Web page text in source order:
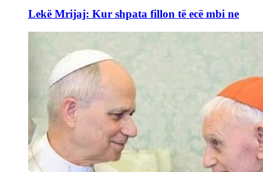
Lekë Mrijaj: Kur shpata fillon të ecë mbi ne